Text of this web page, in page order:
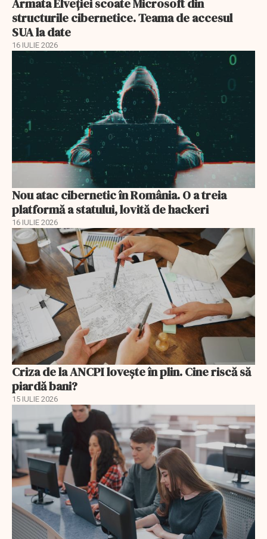
Armata Elveției scoate Microsoft din
structurile cibernetice. Teama de accesul
SUA la date
16 IULIE 2026
Nou atac cibernetic în România. O a treia
platformă a statului, lovită de hackeri
16 IULIE 2026
Criza de la ANCPI lovește în plin. Cine riscă să
piardă bani?
15 IULIE 2026